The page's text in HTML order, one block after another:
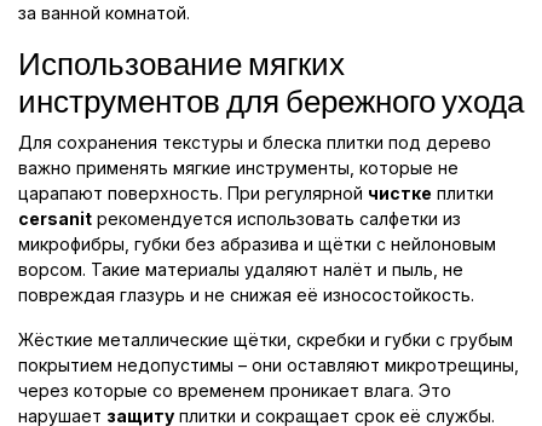
за ванной комнатой.
Использование мягких
инструментов для бережного ухода
Для сохранения текстуры и блеска плитки под дерево
важно применять мягкие инструменты, которые не
царапают поверхность. При регулярной чистке плитки
cersanit рекомендуется использовать салфетки из
микрофибры, губки без абразива и щётки с нейлоновым
ворсом. Такие материалы удаляют налёт и пыль, не
повреждая глазурь и не снижая её износостойкость.
Жёсткие металлические щётки, скребки и губки с грубым
покрытием недопустимы – они оставляют микротрещины,
через которые со временем проникает влага. Это
нарушает защиту плитки и сокращает срок её службы.